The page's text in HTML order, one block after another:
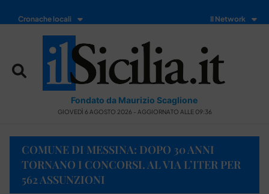
Cronache locali Il Network
Fondato da Maurizio Scaglione
GIOVEDÌ 6 AGOSTO 2026 - AGGIORNATO ALLE 09:36
COMUNE DI MESSINA: DOPO 30 ANNI
TORNANO I CONCORSI. AL VIA L’ITER PER
562 ASSUNZIONI